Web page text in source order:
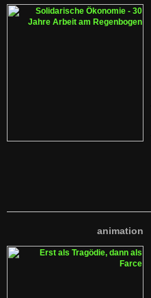
animation